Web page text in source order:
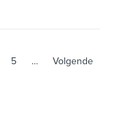
5 … Volgende